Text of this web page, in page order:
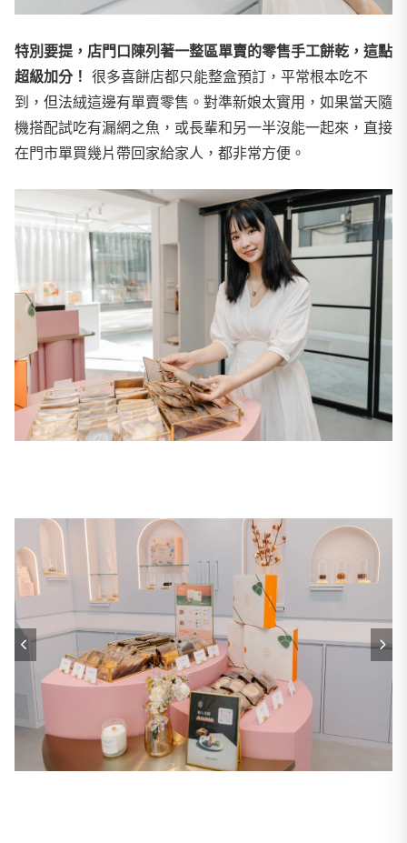
特別要提，店門口陳列著一整區單賣的零售手工餅乾，這點
超級加分！ 很多喜餅店都只能整盒預訂，平常根本吃不
到，但法絨這邊有單賣零售。對準新娘太實用，如果當天隨
機搭配試吃有漏網之魚，或長輩和另一半沒能一起來，直接
在門市單買幾片帶回家給家人，都非常方便。